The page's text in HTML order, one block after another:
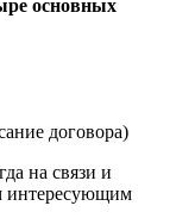
основных
договора)
на связи и
интересующим